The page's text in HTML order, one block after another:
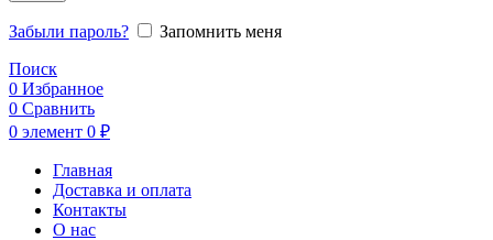
Забыли пароль?
Запомнить меня
Поиск
0 Избранное
0 Сравнить
0 элемент 0 ₽
Главная
Доставка и оплата
Контакты
О нас